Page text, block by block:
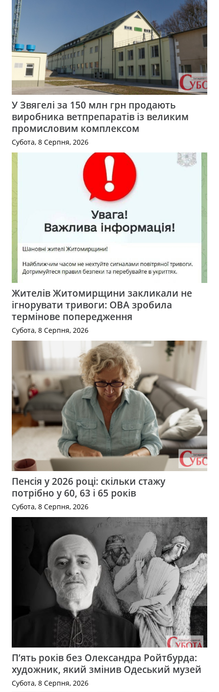
У Звягелі за 150 млн грн продають
виробника ветпрепаратів із великим
промисловим комплексом
Субота, 8 Серпня, 2026
Жителів Житомирщини закликали не
ігнорувати тривоги: ОВА зробила
термінове попередження
Субота, 8 Серпня, 2026
Пенсія у 2026 році: скільки стажу
потрібно у 60, 63 і 65 років
Субота, 8 Серпня, 2026
П’ять років без Олександра Ройтбурда:
художник, який змінив Одеський музей
Субота, 8 Серпня, 2026